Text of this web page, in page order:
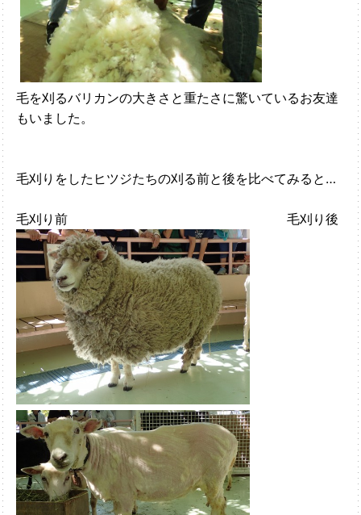
毛を刈るバリカンの大きさと重たさに驚いているお友達
もいました。
毛刈りをしたヒツジたちの刈る前と後を比べてみると…
毛刈り前 毛刈り後